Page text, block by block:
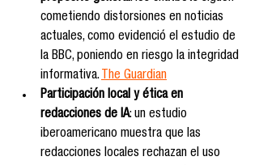
cometiendo distorsiones en noticias
actuales, como evidenció el estudio de
la BBC, poniendo en riesgo la integridad
informativa. The Guardian
Participación local y ética en
redacciones de IA: un estudio
iberoamericano muestra que las
redacciones locales rechazan el uso